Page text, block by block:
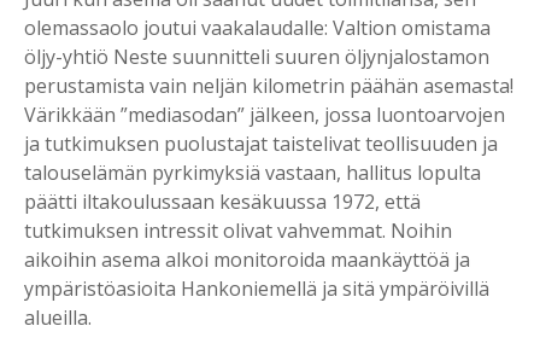
olemassaolo joutui vaakalaudalle: Valtion omistama
öljy-yhtiö Neste suunnitteli suuren öljynjalostamon
perustamista vain neljän kilometrin päähän asemasta!
Värikkään ”mediasodan” jälkeen, jossa luontoarvojen
ja tutkimuksen puolustajat taistelivat teollisuuden ja
talouselämän pyrkimyksiä vastaan, hallitus lopulta
päätti iltakoulussaan kesäkuussa 1972, että
tutkimuksen intressit olivat vahvemmat. Noihin
aikoihin asema alkoi monitoroida maankäyttöä ja
ympäristöasioita Hankoniemellä ja sitä ympäröivillä
alueilla.